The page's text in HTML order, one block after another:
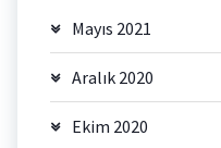
Mayıs 2021
Aralık 2020
Ekim 2020